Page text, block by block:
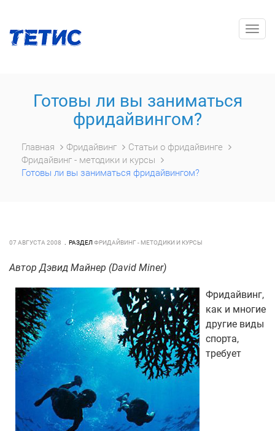
Готовы ли вы заниматься
фридайвингом?
Главная Фридайвинг
Статьи о фридайвинге
Фридайвинг - методики и курсы
Готовы ли вы заниматься фридайвингом?
07 АВГУСТА 2008 РАЗДЕЛФРИДАЙВИНГ - МЕТОДИКИ И КУРСЫ
Автор Дэвид Майнер (David Miner)
Фридайвинг,
как и многие
другие виды
спорта,
требует